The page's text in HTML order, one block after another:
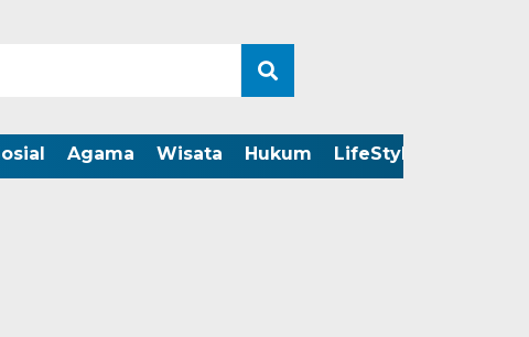
Agama Wisata Hukum LifeStyle